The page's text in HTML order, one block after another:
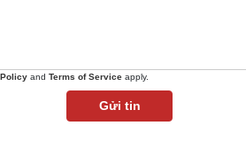
and Terms of Service apply.
Gửi tin